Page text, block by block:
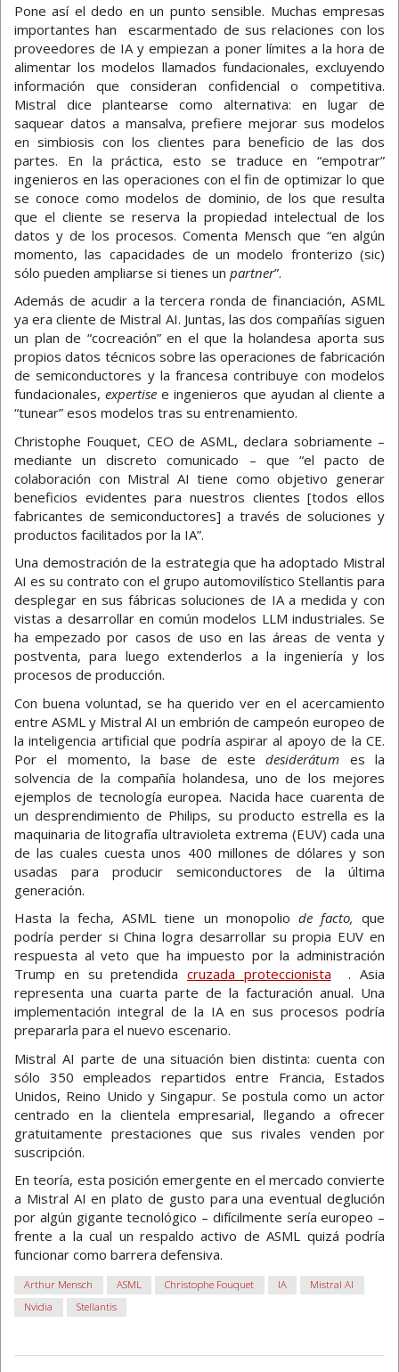
Pone así el dedo en un punto sensible. Muchas empresas
importantes han escarmentado de sus relaciones con los
proveedores de IA y empiezan a poner límites a la hora de
alimentar los modelos llamados fundacionales, excluyendo
información que consideran confidencial o competitiva.
Mistral dice plantearse como alternativa: en lugar de
saquear datos a mansalva, prefiere mejorar sus modelos
en simbiosis con los clientes para beneficio de las dos
partes. En la práctica, esto se traduce en “empotrar”
ingenieros en las operaciones con el fin de optimizar lo que
se conoce como modelos de dominio, de los que resulta
que el cliente se reserva la propiedad intelectual de los
datos y de los procesos. Comenta Mensch que “en algún
momento, las capacidades de un modelo fronterizo (sic)
sólo pueden ampliarse si tienes un partner”.
Además de acudir a la tercera ronda de financiación, ASML
ya era cliente de Mistral AI. Juntas, las dos compañías siguen
un plan de “cocreación” en el que la holandesa aporta sus
propios datos técnicos sobre las operaciones de fabricación
de semiconductores y la francesa contribuye con modelos
fundacionales,expertisee ingenieros que ayudan al cliente a
“tunear” esos modelos tras su entrenamiento.
Christophe Fouquet, CEO de ASML, declara sobriamente –
mediante un discreto comunicado – que “el pacto de
colaboración con Mistral AI tiene como objetivo generar
beneficios evidentes para nuestros clientes [todos ellos
fabricantes de semiconductores] a través de soluciones y
productos facilitados por la IA”.
Una demostración de la estrategia que ha adoptado Mistral
AI es su contrato con el grupo automovilístico Stellantis para
desplegar en sus fábricas soluciones de IA a medida y con
vistas a desarrollar en común modelos LLM industriales. Se
ha empezado por casos de uso en las áreas de venta y
postventa, para luego extenderlos a la ingeniería y los
procesos de producción.
Con buena voluntad, se ha querido ver en el acercamiento
entre ASML y Mistral AI un embrión de campeón europeo de
la inteligencia artificial que podría aspirar al apoyo de la CE.
Por el momento, la base de estedesiderátum es la
solvencia de la compañía holandesa, uno de los mejores
ejemplos de tecnología europea. Nacida hace cuarenta de
un desprendimiento de Philips, su producto estrella es la
maquinaria de litografía ultravioleta extrema (EUV) cada una
de las cuales cuesta unos 400 millones de dólares y son
usadas para producir semiconductores de la última
generación.
Hasta la fecha, ASML tiene un monopolio de facto,que
podría perder si China logra desarrollar su propia EUV en
respuesta al veto que ha impuesto por la administración
Trump en su pretendida cruzada proteccionista . Asia
representa una cuarta parte de la facturación anual. Una
implementación integral de la IA en sus procesos podría
prepararla para el nuevo escenario.
Mistral AI parte de una situación bien distinta: cuenta con
sólo 350 empleados repartidos entre Francia, Estados
Unidos, Reino Unido y Singapur. Se postula como un actor
centrado en la clientela empresarial, llegando a ofrecer
gratuitamente prestaciones que sus rivales venden por
suscripción.
En teoría, esta posición emergente en el mercado convierte
a Mistral AI en plato de gusto para una eventual deglución
por algún gigante tecnológico – difícilmente sería europeo –
frente a la cual un respaldo activo de ASML quizá podría
funcionar como barrera defensiva.
Arthur Mensch ASML Christophe Fouquet IA
Mistral AI
Nvidia
Stellantis